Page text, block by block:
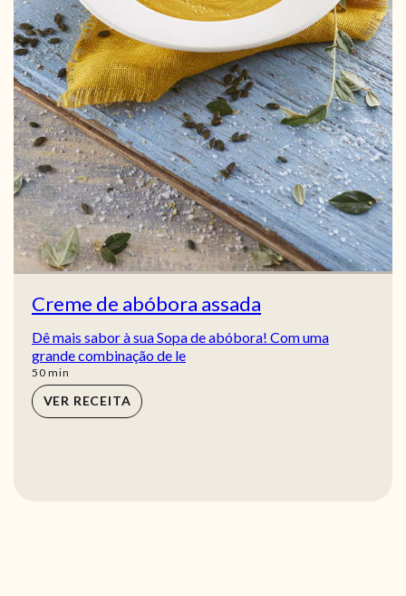
Creme de abóbora assada
Dê mais sabor à sua Sopa de abóbora! Com uma
grande combinação de le
50min
min
VER RECEITA